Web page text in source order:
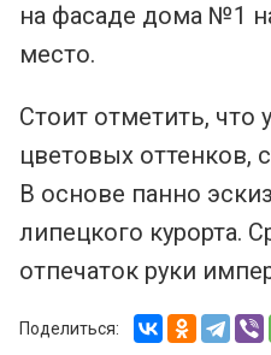
на фасаде дома №1
место.
Стоит отметить, что
цветовых оттенков,
В основе панно
липецкого курорта.
отпечаток руки
Поделиться: